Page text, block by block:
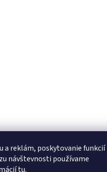
a reklám, poskytovanie funkcií
návštevnosti používame
tu.